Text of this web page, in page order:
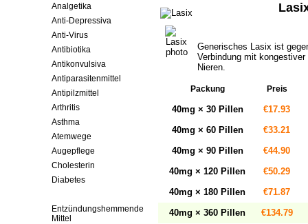
Analgetika
Anti-Depressiva
Anti-Virus
Antibiotika
Antikonvulsiva
Antiparasitenmittel
Antipilzmittel
Arthritis
Asthma
Atemwege
Augepflege
Cholesterin
Diabetes
Entzündungshemmende
Mittel
Generisches Lasix ist
Verbindung mit
Nieren.
Packung Preis
40mg × 30 Pillen
€17.93
40mg × 60 Pillen
€33.21
40mg × 90 Pillen
€44.90
40mg × 120 Pillen
€50.29
40mg × 180 Pillen
€71.87
40mg × 360 Pillen
€134.79